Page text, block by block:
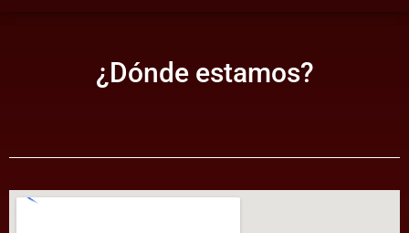
¿Dónde estamos?